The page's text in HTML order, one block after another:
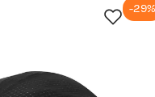
-29%